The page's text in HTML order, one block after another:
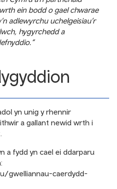
ein bodd o gael chwarae
adlewyrchu uchelgeisiau’r
hygyrchedd a
yn unig y rhennir
a gallant newid wrth i
a fydd yn cael ei ddarparu
gwelliannau-caerdydd-